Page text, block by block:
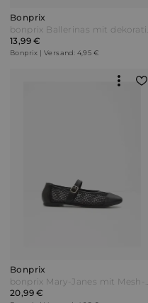
Bonprix
bonprix
13,99 €
Bonprix | Versand: 4,95 €
Bonprix
20,99 €